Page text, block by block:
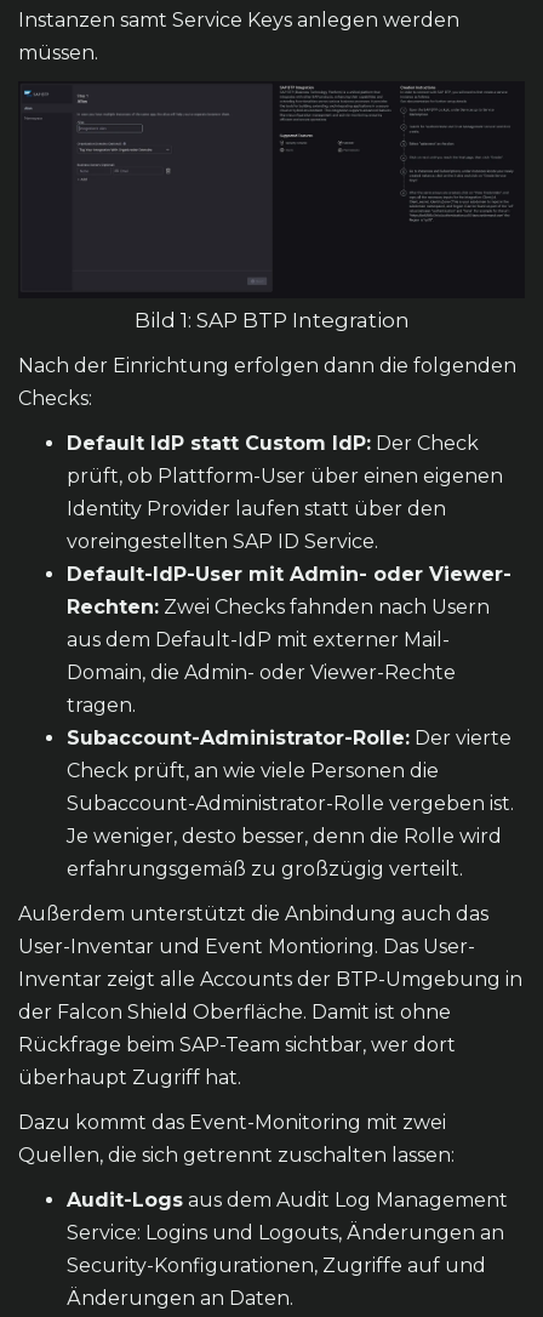
Instanzen samt Service Keys anlegen werden
müssen.
Bild 1: SAP BTP Integration
Nach der Einrichtung erfolgen dann die folgenden
Checks:
Default IdP statt Custom IdP: Der Check
prüft, ob Plattform-User über einen eigenen
Identity Provider laufen statt über den
voreingestellten SAP ID Service.
Default-IdP-User mit Admin- oder Viewer-
Rechten: Zwei Checks fahnden nach Usern
aus dem Default-IdP mit externer Mail-
Domain, die Admin- oder Viewer-Rechte
tragen.
Subaccount-Administrator-Rolle: Der vierte
Check prüft, an wie viele Personen die
Subaccount-Administrator-Rolle vergeben ist.
Je weniger, desto besser, denn die Rolle wird
erfahrungsgemäß zu großzügig verteilt.
Außerdem unterstützt die Anbindung auch das
User-Inventar und Event Montioring. Das User-
Inventar zeigt alle Accounts der BTP-Umgebung in
der Falcon Shield Oberfläche. Damit ist ohne
Rückfrage beim SAP-Team sichtbar, wer dort
überhaupt Zugriff hat.
Dazu kommt das Event-Monitoring mit zwei
Quellen, die sich getrennt zuschalten lassen:
Audit-Logs aus dem Audit Log Management
Service: Logins und Logouts, Änderungen an
Security-Konfigurationen, Zugriffe auf und
Änderungen an Daten.